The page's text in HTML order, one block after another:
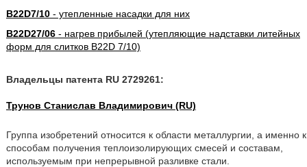
B22D7/10- утепленные насадки для них
B22D27/06- нагрев прибылей (утепляющие надставки литейных
форм для слитков B22D 7/10)
Владельцы патента RU 2729261:
Трунов Станислав Владимирович (RU)
Группа изобретений относится к области металлургии, а именно к
способам получения теплоизолирующих смесей и составам,
используемым при непрерывной разливке стали.